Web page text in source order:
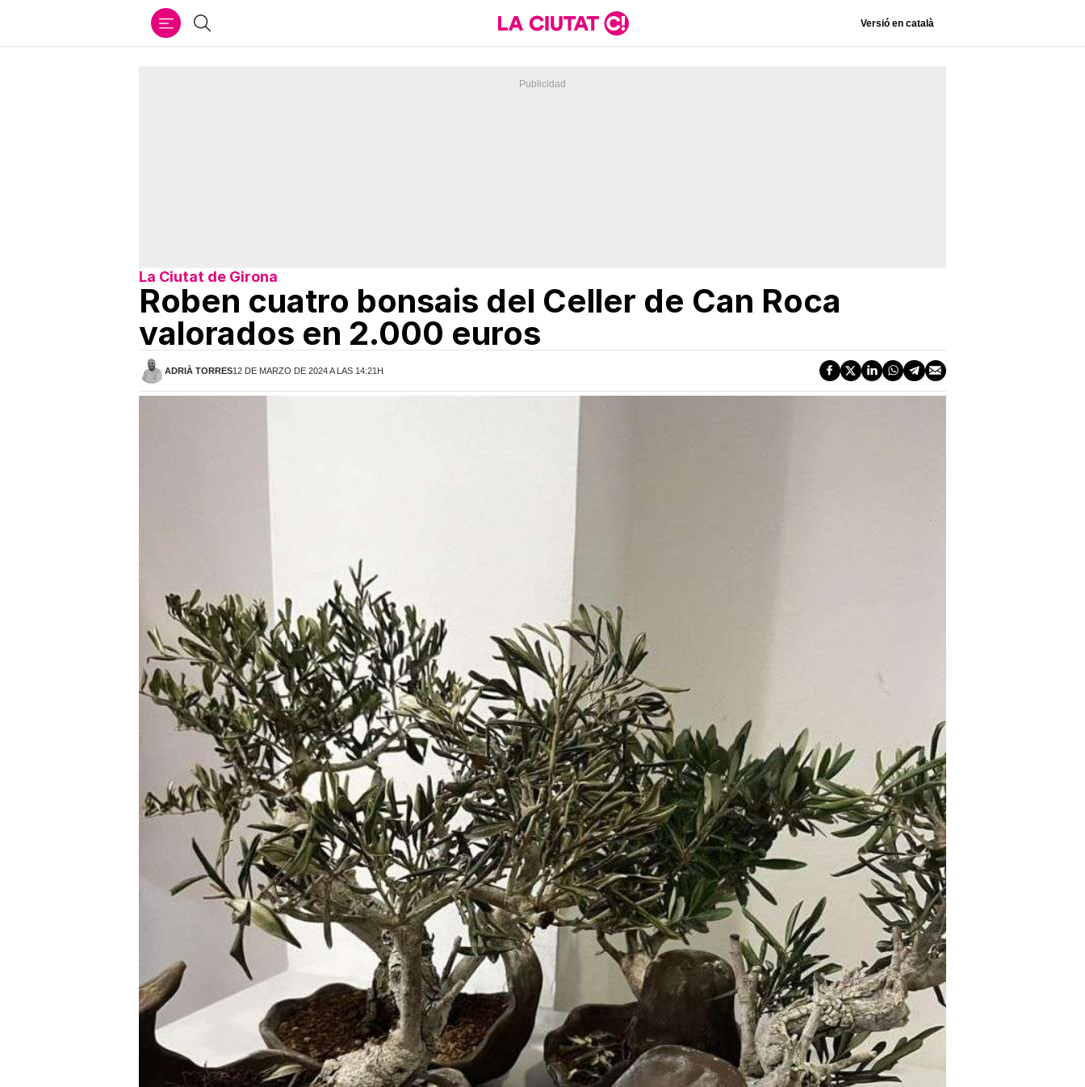
Buscar Versió en català
La Ciutat de Girona
Roben cuatro bonsais del Celler de Can Roca
valorados en 2.000 euros
ADRIÀ TORRES12 DE MARZO DE 2024 A LAS 14:21H